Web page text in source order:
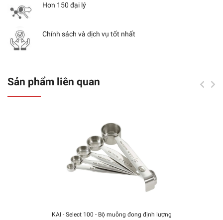
Hơn 150 đại lý
Chính sách và dịch vụ tốt nhất
Sản phẩm liên quan
KAI - Select 100 - Bộ muỗng đong định lượng